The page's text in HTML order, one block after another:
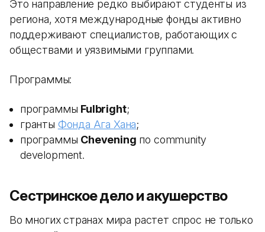
Это направление редко выбирают студенты из
региона, хотя международные фонды активно
поддерживают специалистов, работающих с
обществами и уязвимыми группами.
Программы:
программы Fulbright;
гранты Фонда Ага Хана;
программы Chevening по community
development.
Сестринское дело и акушерство
Во многих странах мира растет спрос не только